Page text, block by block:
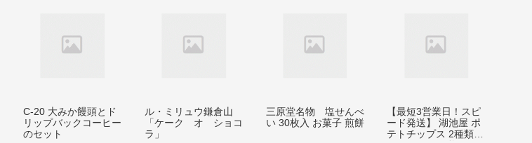
C-20 大みか饅頭とド
リップバックコーヒー
のセット
ル・ミリュウ鎌倉山
「ケーク オ ショコ
ラ」
三原堂名物 塩せんべ
い 30枚入 お菓子 煎餅
【最短3営業日！スピ
ード発送】 湖池屋 ポ
テトチップス 2種類ア